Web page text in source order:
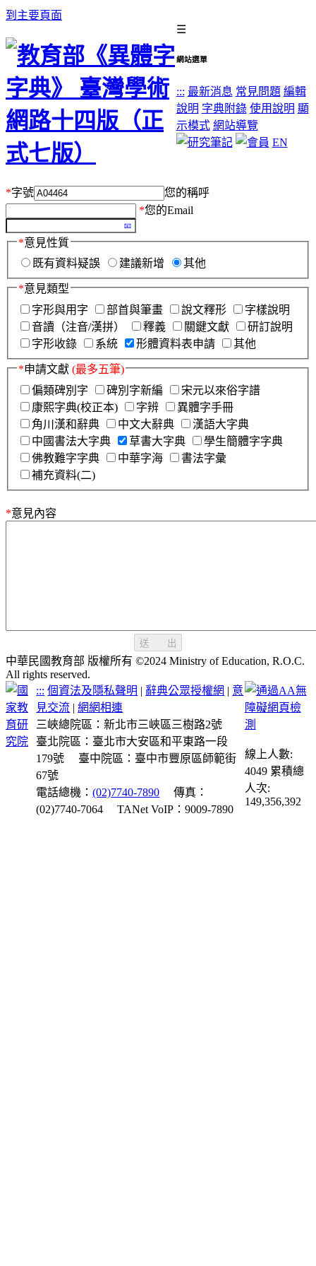
到主要頁面
☰
網站選單
::: 最新消息 常見問題 編輯
說明 字典附錄 使用說明 顯
示模式 網站導覽
EN
*字號
您的稱呼
*您的Email
*意見性質
既有資料疑誤
建議新增 其他
*意見類型
字形與用字
部首與筆畫 說文釋形
字樣說明
音讀（注音/漢拼）
釋義 關鍵文獻
研訂說明
字形收錄
系統 形體資料表申請 其他
*申請文獻 (最多五筆)
偏類碑別字
碑別字新編
宋元以來俗字譜
康熙字典(校正本)
字辨
異體字手冊
角川漢和辭典
中文大辭典
漢語大字典
中國書法大字典
草書大字典
學生簡體字字典
佛教難字字典
中華字海
書法字彙
補充資料(二)
*意見內容
送 出
中華民國教育部 版權所有 ©2024 Ministry of Education, R.O.C.
All rights reserved.
::: 個資法及隱私聲明 | 辭典公眾授權網 | 意
見交流 |網網相連
三峽總院區：新北市三峽區三樹路2號
臺北院區：臺北市大安區和平東路一段
179號
臺中院區：臺中市豐原區師範街
67號
電話總機：(02)7740-7890
傳真：
(02)7740-7064
TANet VoIP：9009-7890
線上人數:
4049 累積總
人次:
149,356,392